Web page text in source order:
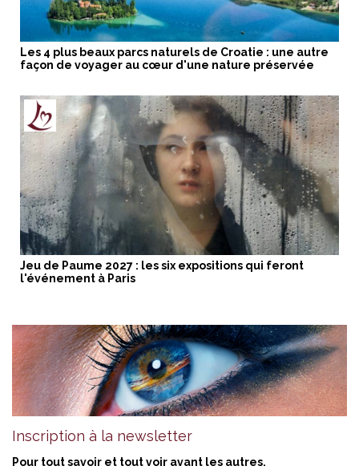
Les 4 plus beaux parcs naturels de Croatie : une autre
façon de voyager au cœur d'une nature préservée
Jeu de Paume 2027 : les six expositions qui feront
l'événement à Paris
Inscription à la newsletter
Pour tout savoir et tout voir avant les autres.